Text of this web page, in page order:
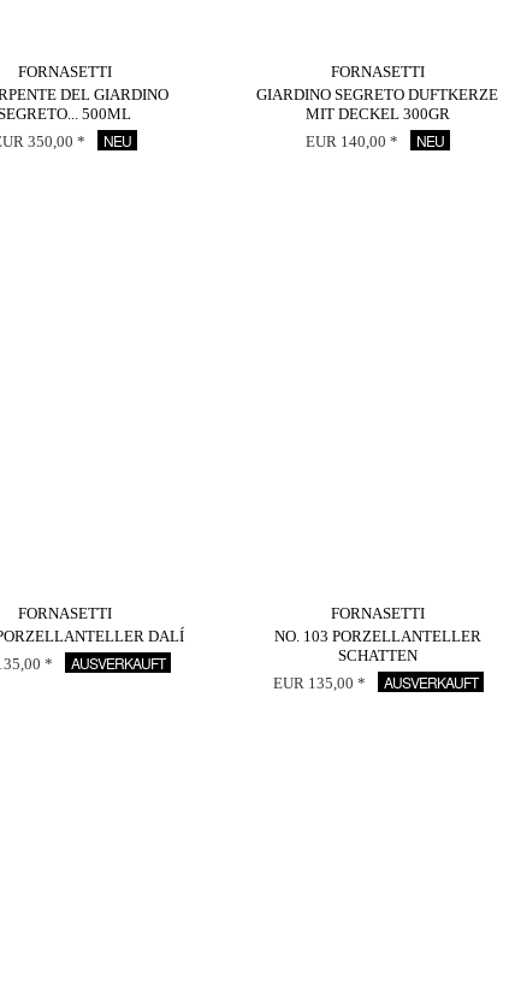
FORNASETTI
DEL GIARDINO
500ML
350,00 *
NEU
FORNASETTI
GIARDINO SEGRETO DUFTKERZE
MIT DECKEL 300GR
EUR 140,00 *
NEU
FORNASETTI
DALÍ
*
AUSVERKAUFT
FORNASETTI
NO. 103 PORZELLANTELLER
SCHATTEN
EUR 135,00 *
AUSVERKAUFT